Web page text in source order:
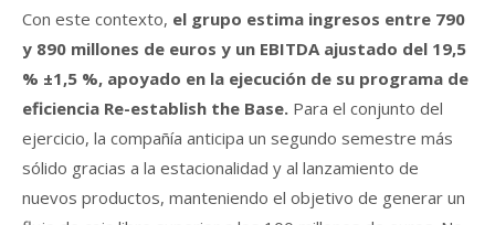
Con este contexto, el grupo estima ingresos entre 790
y 890 millones de euros y un EBITDA ajustado del 19,5
% ±1,5 %, apoyado en la ejecución de su programa de
eficiencia Re-establish the Base. Para el conjunto del
ejercicio, la compañía anticipa un segundo semestre más
sólido gracias a la estacionalidad y al lanzamiento de
nuevos productos, manteniendo el objetivo de generar un